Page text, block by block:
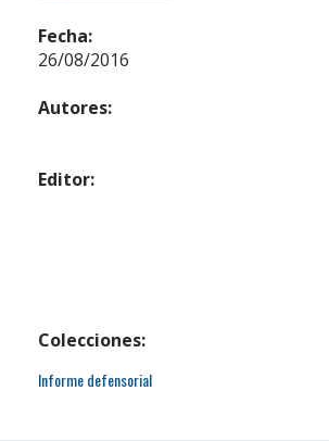
Fecha:
26/08/2016
Autores:
Editor:
Colecciones:
Informe defensorial